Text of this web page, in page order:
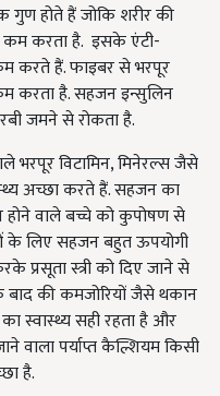
गुण होते हैं जोकि शरीर की
करता है. इसके एंटी-
करते हैं. फाइबर से भरपूर
करता है. सहजन इन्सुलिन
जमने से रोकता है.
भरपूर विटामिन, मिनेरल्स जैसे
अच्छा करते हैं. सहजन का
वाले बच्चे को कुपोषण से
के लिए सहजन बहुत ऊपयोगी
प्रसूता स्त्री को दिए जाने से
की कमजोरियों जैसे थकान
स्वास्थ्य सही रहता है और
वाला पर्याप्त कैल्शियम किसी
है.